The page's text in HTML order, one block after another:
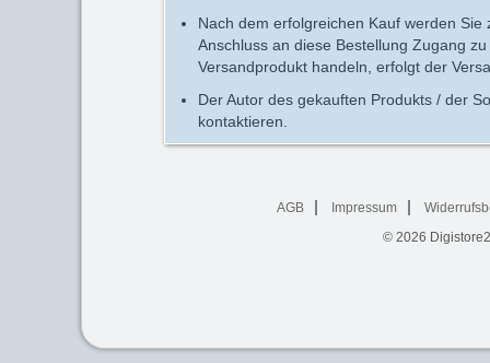
Nach dem erfolgreichen Kauf werden
Anschluss an diese Bestellung Zugang
Versandprodukt handeln, erfolgt der
Der Autor des gekauften Produkts / der
kontaktieren.
AGB Impressum
© 2026